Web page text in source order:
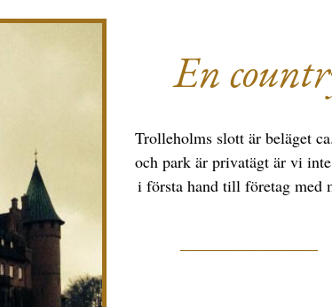
En
Trolleholms slott är beläget
och park är privatägt är vi
i första hand till företag med